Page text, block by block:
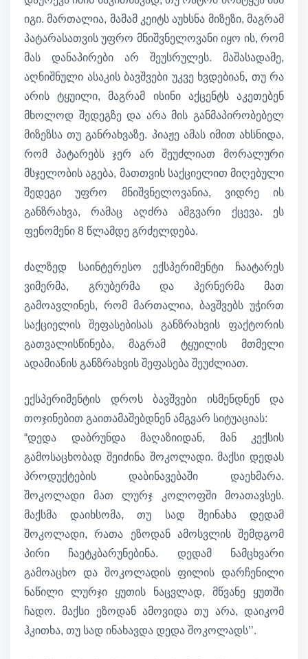
იგი. მართალია, მამამ კეიტს აუხსნა მიზეზი, მაგრამ
პატარასათვის უფრო მნიშვნელოვანი იყო ის, რომ
მას დანაპირები არ შეუსრულეს. მაშასადამე,
აღნიშნული ასაკის ბავშვები უკვე ხვდებიან, თუ რა
არის ტყუილი, მაგრამ ისინი აქცენტს აკეთებენ
მხოლოდ შედეგზე და არა მის განმაპირობებელ
მიზეზსა თუ განრახვაზე. პიაჟე ამას იმით ახსნიდა,
რომ პატარებს ჯერ არ შეუძლიათ მორალური
მსჯელობის აგება, მათთვის საქციელით მიღებული
შედეგი უფრო მნიშვნელოვანია, ვიდრე ის
განზრახვა, რამაც აღძრა ამგვარი ქცევა. ეს
ფენომენი 8 წლამდე გრძელდება.
ძალზედ საინტერესო ექსპერიმენტი ჩაატარეს
ვიმერმა, გრუბერმა და პერნერმა მათ
გამოავლინეს, რომ მართალია, ბავშვებს უჭირთ
საქციელის შეფასებისას განზრახვის ფაქტორის
გათვალისწინება, მაგრამ ტყუილის მთმელი
ადამიანის განზრახვის შეფასება შეუძლიათ.
ექსპერიმენტის დროს ბავშვები ისმენდნენ და
თოჯინებით გაითამაშებდნენ ამგვარ სიტუაციას:
“დედა დაბრუნდა მაღაზიიდან, მან კექსის
გამოსაცხობად შეიძინა შოკოლადი. მაქსი დედას
პროდუქტების დაბინავებაში დაეხმარა.
შოკოლადი მათ ლურჯ კოლოფში მოათავსეს.
მაქსმა დაიხსომა, თუ სად შეინახა დედამ
შოკოლადი, რათა ეზოდან ამოსვლის შემდგომ
პირი ჩაეტკბარუნებინა. დედამ ნამცხვარი
გამოაცხო და შოკოლადის ფილის დარჩენილი
ნაწილი ლურჯი ყუთის ნაცვლად, მწვანე ყუთში
ჩადო. მაქსი ეზოდან ამოვიდა თუ არა, დაიკომ
ჰკითხა, თუ სად ინახავდა დედა შოკოლადს’’.